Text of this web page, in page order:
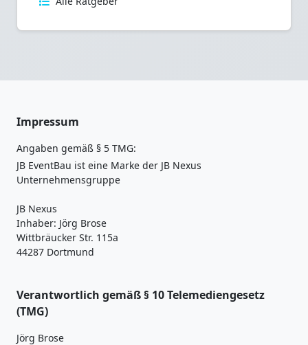
Impressum
Angaben gemäß § 5 TMG:
JB EventBau ist eine Marke der JB Nexus
Unternehmensgruppe
JB Nexus
Inhaber: Jörg Brose
Wittbräucker Str. 115a
44287 Dortmund
Verantwortlich gemäß § 10 Telemediengesetz
(TMG)
Jörg Brose